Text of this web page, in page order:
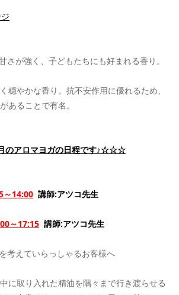
さが強く、子どもたちにも好まれる香り。
穏やかな香り。抗不安作用に優れるため、
あることで有名。
のアロマヨガの日程です♪☆☆☆
～14:00 講師:アツコ先生
～17:15 講師:アツコ先生
考えていらっしゃるお客様へ
に取り入れた精油を隅々まで行き渡らせる